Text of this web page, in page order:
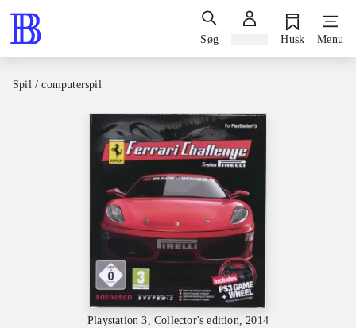
Søg Husk Menu
Spil / computerspil
Playstation 3, Collector's edition, 2014